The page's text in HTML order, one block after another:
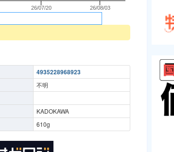
26/07/20 26/08/03
4935228968923
不明
KADOKAWA
610g